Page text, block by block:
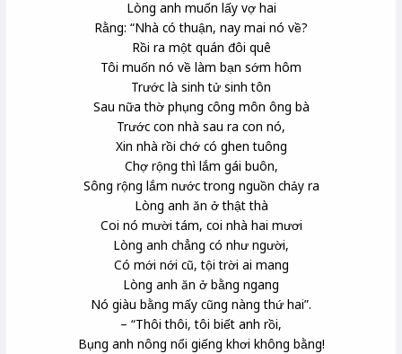
Lòng anh muốn lấy vợ hai
Rằng: “Nhà có thuận, nay mai nó về?
Rồi ra một quán đôi quê
Tôi muốn nó về làm bạn sớm hôm
Trước là sinh tử sinh tôn
Sau nữa thờ phụng công môn ông bà
Trước con nhà sau ra con nó,
Xin nhà rồi chớ có ghen tuông
Chợ rộng thì lắm gái buôn,
Sông rộng lắm nước trong nguồn chảy ra
Lòng anh ăn ở thật thà
Coi nó mười tám, coi nhà hai mươi
Lòng anh chẳng có như người,
Có mới nới cũ, tội trời ai mang
Lòng anh ăn ở bằng ngang
Nó giàu bằng mấy cũng nàng thứ hai”.
– “Thôi thôi, tôi biết anh rồi,
Bụng anh nông nổi giếng khơi không bằng!